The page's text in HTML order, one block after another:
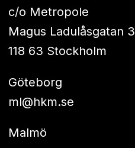
c/o Metropole
Magus Ladulåsgatan 3
118 63 Stockholm
Göteborg
ml@hkm.se
Malmö